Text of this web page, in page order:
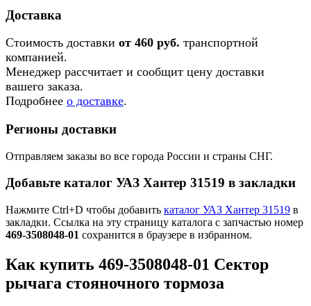
Доставка
Стоимость доставки от 460 руб. транспортной
компанией.
Менеджер рассчитает и сообщит цену доставки
вашего заказа.
Подробнее о доставке.
Регионы доставки
Отправляем заказы во все города России и страны СНГ.
Добавьте каталог УАЗ Хантер 31519 в закладки
Нажмите Ctrl+D чтобы добавить каталог УАЗ Хантер 31519 в
закладки. Ссылка на эту страницу каталога с запчастью номер
469-3508048-01 сохранится в браузере в избранном.
Как купить 469-3508048-01 Сектоp
pычага стояночного тоpмоза